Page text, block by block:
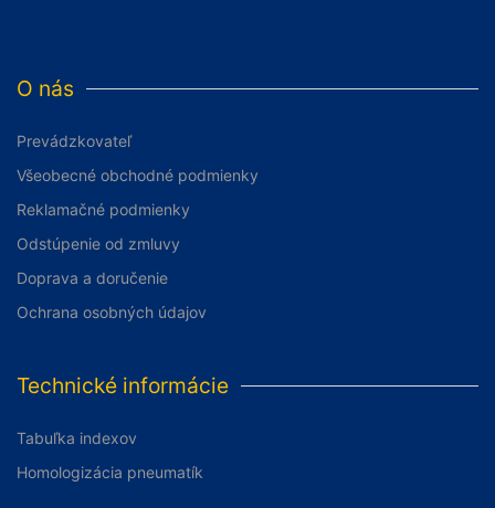
O nás
Prevádzkovateľ
Všeobecné obchodné podmienky
Reklamačné podmienky
Odstúpenie od zmluvy
Doprava a doručenie
Ochrana osobných údajov
Technické informácie
Tabuľka indexov
Homologizácia pneumatík